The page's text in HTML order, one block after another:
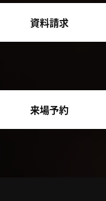
資料請求
来場予約